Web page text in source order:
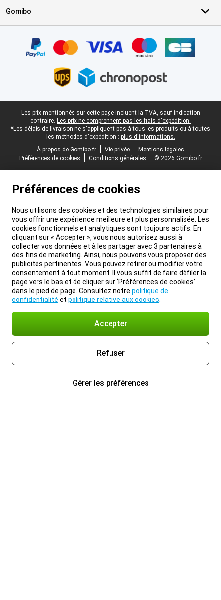
Gomibo
Pied-de-page légal
Les prix mentionnés sur cette page incluent la TVA, sauf indication
contraire. Les prix ne comprennent pas les frais d'expédition.
*Les délais de livraison ne s'appliquent pas à tous les produits ou à toutes
les méthodes d'expédition : plus d'informations.
À propos de Gomibo.fr
Vie privée
Mentions légales
Préférences de cookies
Conditions générales © 2026 Gomibo.fr
Préférences de cookies
Nous utilisons des cookies et des technologies similaires pour
vous offrir une expérience meilleure et plus personnalisée. Les
cookies fonctionnels et analytiques sont toujours actifs. En
cliquant sur « Accepter », vous nous autorisez aussi à
collecter vos données et à les partager avec 3 partenaires à
des fins de marketing. Ainsi, nous pouvons vous proposer des
publicités pertinentes. Vous pouvez retirer ou modifier votre
consentement à tout moment. Il vous suffit de faire défiler la
page vers le bas et de cliquer sur ‘Préférences de cookies’
dans le pied de page. Consultez notre politique de
confidentialité et politique relative aux cookies
Accepter
Refuser
Gérer les préférences